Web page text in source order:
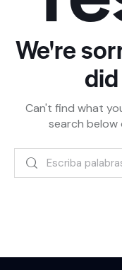
We're
Can't find what
search